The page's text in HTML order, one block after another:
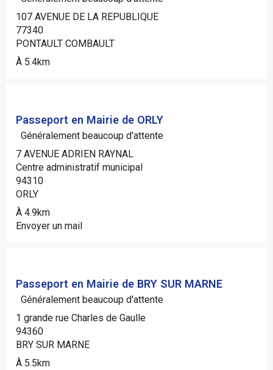
107 AVENUE DE LA REPUBLIQUE
77340
PONTAULT COMBAULT
À 5.4km
Passeport en Mairie de ORLY
Généralement beaucoup d'attente
7 AVENUE ADRIEN RAYNAL
Centre administratif municipal
94310
ORLY
À 4.9km
Envoyer un mail
Passeport en Mairie de BRY SUR MARNE
Généralement beaucoup d'attente
1 grande rue Charles de Gaulle
94360
BRY SUR MARNE
À 5.5km